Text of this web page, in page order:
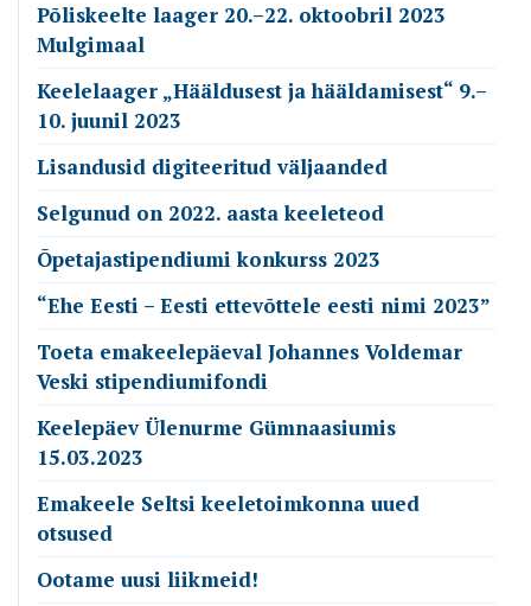
Põliskeelte laager 20.–22. oktoobril 2023
Mulgimaal
Keelelaager „Hääldusest ja hääldamisest“ 9.–
10. juunil 2023
Lisandusid digiteeritud väljaanded
Selgunud on 2022. aasta keeleteod
Õpetajastipendiumi konkurss 2023
“Ehe Eesti – Eesti ettevõttele eesti nimi 2023”
Toeta emakeelepäeval Johannes Voldemar
Veski stipendiumifondi
Keelepäev Ülenurme Gümnaasiumis
15.03.2023
Emakeele Seltsi keeletoimkonna uued
otsused
Ootame uusi liikmeid!